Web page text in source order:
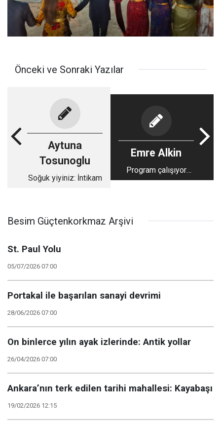
Önceki ve Sonraki Yazılar
Aytuna
Tosunoglu
Soğuk yiyiniz: İntikam
Emre Alkin
Program çalışıyor
ama kime çalışıyor?
Besim Güçtenkorkmaz Arşivi
St. Paul Yolu
05/07/2026 07:00
Portakal ile başarılan sanayi devrimi
28/06/2026 07:00
On binlerce yılın ayak izlerinde: Antik yollar
26/04/2026 07:00
Ankara’nın terk edilen tarihi mahallesi: Kayabaşı
19/02/2026 12:15